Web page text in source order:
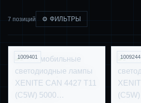
7 позиций ⚙ ФИЛЬТРЫ
1009401 1009244